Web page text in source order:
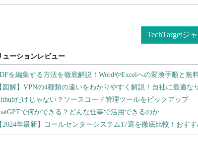
TechTargetジ
を編集する方法を徹底解説！WordやExcelへの変換手順と無
図解】VPNの4種類の違いをわかりやすく解説！自社に最適な
だけじゃない？ソースコード管理ツールをピックアップ
で何ができる？どんな仕事で活用できるのか
2024年最新】コールセンターシステム17選を徹底比較！おす